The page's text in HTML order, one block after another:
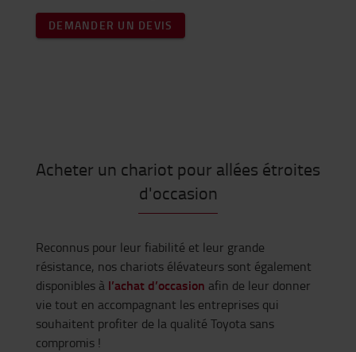
DEMANDER UN DEVIS
Acheter un chariot pour allées étroites
d'occasion
Reconnus pour leur fiabilité et leur grande
résistance, nos chariots élévateurs sont également
disponibles à l’achat d’occasion afin de leur donner
vie tout en accompagnant les entreprises qui
souhaitent profiter de la qualité Toyota sans
compromis !